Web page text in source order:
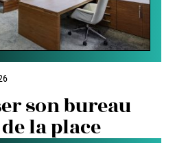
son bureau
la place